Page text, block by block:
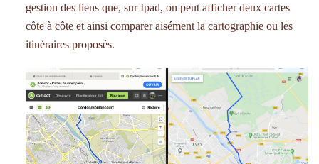
gestion des liens que, sur Ipad, on peut afficher deux cartes
côte à côte et ainsi comparer aisément la cartographie ou les
itinéraires proposés.